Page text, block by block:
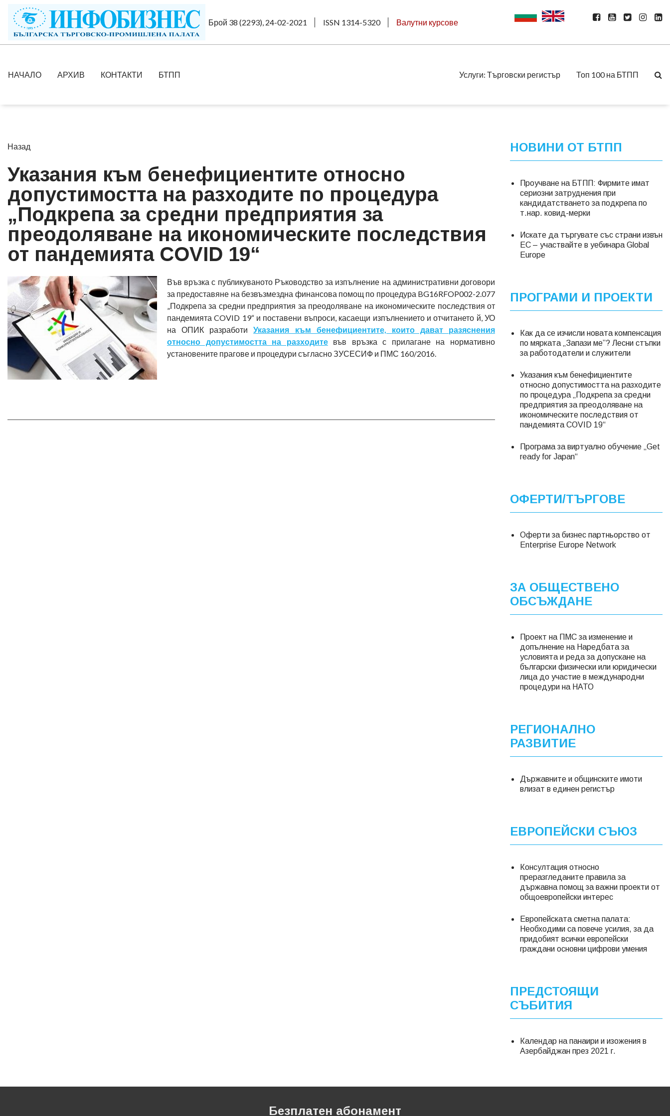
Брой 38 (2293), 24-02-2021 ISSN 1314-5320 Валутни курсове
НАЧАЛО АРХИВ КОНТАКТИ БТПП Услуги: Търговски регистър Топ 100 на БТПП
Назад
Указания към бенефициентите относно
допустимостта на разходите по процедура
„Подкрепа за средни предприятия за
преодоляване на икономическите последствия
от пандемията COVID 19“
Във връзка с публикуваното Ръководство за изпълнение на административни договори
за предоставяне на безвъзмездна финансова помощ по процедура BG16RFOP002-2.077
„Подкрепа за средни предприятия за преодоляване на икономическите последствия от
пандемията COVID 19“ и поставени въпроси, касаещи изпълнението и отчитането й, УО
на ОПИК разработиУказания към бенефициентите, които дават разяснения
относно допустимостта на разходитевъв връзка с прилагане на нормативно
установените прагове и процедури съгласно ЗУСЕСИФ и ПМС 160/2016.
НОВИНИ ОТ БТПП
Проучване на БТПП: Фирмите имат
сериозни затруднения при
кандидатстването за подкрепа по
т.нар. ковид-мерки
Искате да търгувате със страни извън
ЕС – участвайте в уебинара Global
Europe
ПРОГРАМИ И ПРОЕКТИ
Как да се изчисли новата компенсация
по мярката „Запази ме”? Лесни стъпки
за работодатели и служители
Указания към бенефициентите
относно допустимостта на разходите
по процедура „Подкрепа за средни
предприятия за преодоляване на
икономическите последствия от
пандемията COVID 19“
Програма за виртуално обучение „Get
ready for Japan“
ОФЕРТИ/ТЪРГОВЕ
Оферти за бизнес партньорство от
Еnterprise Europe Network
ЗА ОБЩЕСТВЕНО
ОБСЪЖДАНЕ
Проект на ПМС за изменение и
допълнение на Наредбата за
условията и реда за допускане на
български физически или юридически
лица до участие в международни
процедури на НАТО
РЕГИОНАЛНО
РАЗВИТИЕ
Държавните и общинските имоти
влизат в единен регистър
ЕВРОПЕЙСКИ СЪЮЗ
Консултация относно
преразгледаните правила за
държавна помощ за важни проекти от
общоевропейски интерес
Европейската сметна палата:
Необходими са повече усилия, за да
придобият всички европейски
граждани основни цифрови умения
ПРЕДСТОЯЩИ
СЪБИТИЯ
Календар на панаири и изожения в
Азербайджан през 2021 г.
Безплатен абонамент